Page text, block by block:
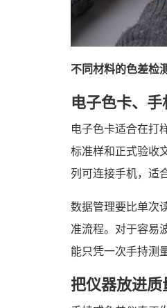
不同材料的色差检
电子色卡、
电子色卡适合在打
标准样和正式验收
列可连接手机，适
数据管理要比单次
准流程。对于容易
能只凭一次手持测
把仪器放进